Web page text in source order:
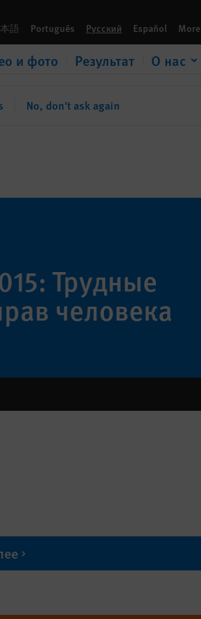
語 Português Русский Español More
и фото Результат О нас
No, don't ask again
Трудные
человека